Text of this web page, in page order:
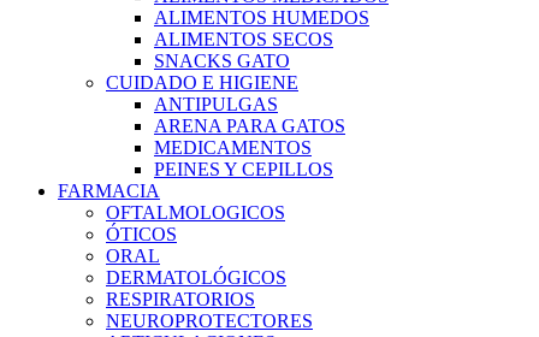
ALIMENTOS HUMEDOS
ALIMENTOS SECOS
SNACKS GATO
CUIDADO E HIGIENE
ANTIPULGAS
ARENA PARA GATOS
MEDICAMENTOS
PEINES Y CEPILLOS
FARMACIA
OFTALMOLOGICOS
ÓTICOS
ORAL
DERMATOLÓGICOS
RESPIRATORIOS
NEUROPROTECTORES